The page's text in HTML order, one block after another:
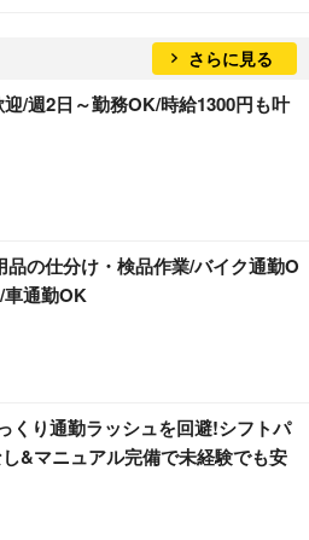
さらに見る
/週2日～勤務OK/時給1300円も叶
品の仕分け・検品作業/バイク通勤O
車通勤OK
くり通勤ラッシュを回避!シフトパ
&マニュアル完備で未経験でも安